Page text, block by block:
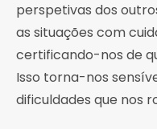
perspetivas dos
as situações com
certificando-nos de
Isso torna-nos
dificuldades que nos